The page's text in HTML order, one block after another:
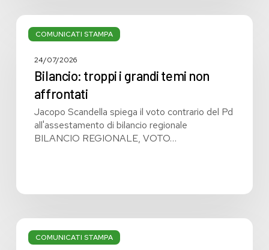
COMUNICATI STAMPA
Bilancio:
troppi
grandi
affrontati
24/07/2026
Bilancio: troppi i grandi temi non
affrontati
Jacopo Scandella spiega il voto contrario del Pd
all'assestamento di bilancio regionale
BILANCIO REGIONALE, VOTO…
COMUNICATI STAMPA
Bilancio
regionale: